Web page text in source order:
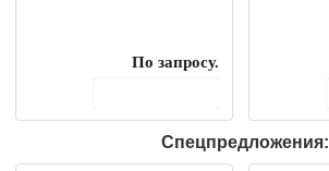
По запросу.
Спецпредложения: